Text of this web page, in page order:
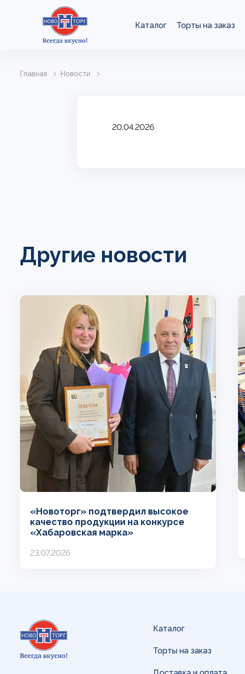
Каталог Торты на заказ
Главная Новости
20.04.2026
Другие новости
«Новоторг» подтвердил высокое
качество продукции на конкурсе
«Хабаровская марка»
23.07.2026
Каталог
Торты на заказ